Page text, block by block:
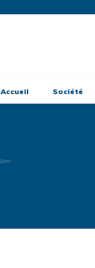
Accueil Société